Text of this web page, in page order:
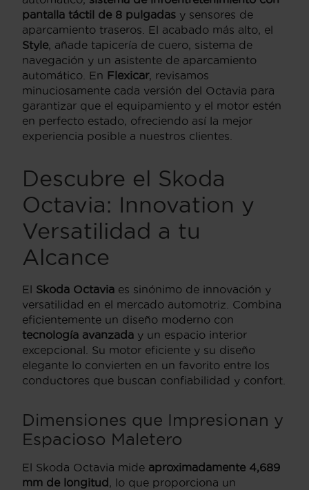
pantalla táctil de 8 pulgadas y sensores de
aparcamiento traseros. El acabado más alto, el
Style , añade tapicería de cuero, sistema de
navegación y un asistente de aparcamiento
automático. En Flexicar, revisamos
minuciosamente cada versión del Octavia para
garantizar que el equipamiento y el motor estén
en perfecto estado, ofreciendo así la mejor
experiencia posible a nuestros clientes.
Descubre el Skoda
Octavia: Innovation y
Versatilidad a tu
Alcance
El Skoda Octavia es sinónimo de innovación y
versatilidad en el mercado automotriz. Combina
eficientemente un diseño moderno con
tecnología avanzada y un espacio interior
excepcional. Su motor eficiente y su diseño
elegante lo convierten en un favorito entre los
conductores que buscan confiabilidad y confort.
Dimensiones que Impresionan y
Espacioso Maletero
El Skoda Octavia mide aproximadamente 4,689
mm de longitud
, lo que proporciona un